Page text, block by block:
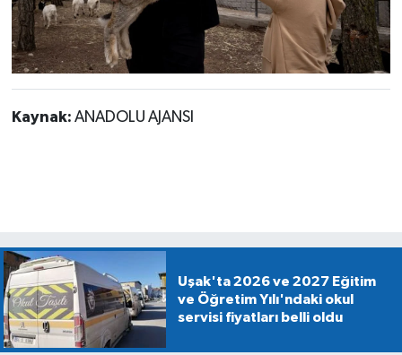
Kaynak: ANADOLU AJANSI
Uşak'ta 2026 ve 2027 Eğitim
ve Öğretim Yılı'ndaki okul
servisi fiyatları belli oldu